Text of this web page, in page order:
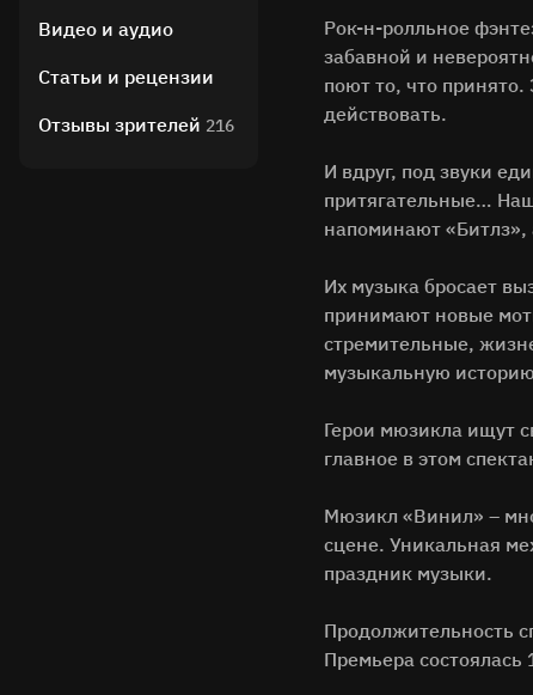
Видео и аудио
Статьи и рецензии
Отзывы зрителей 216
Рок-н-ролльное
забавной и
поют то, что
действовать.
И вдруг, под звуки
притягательные…
напоминают
Их музыка бросает
принимают новые
стремительные,
музыкальную
Герои мюзикла ищут
главное в этом
Мюзикл «Винил» –
сцене. Уникальная
праздник музыки.
Продолжительность
Премьера состоялась